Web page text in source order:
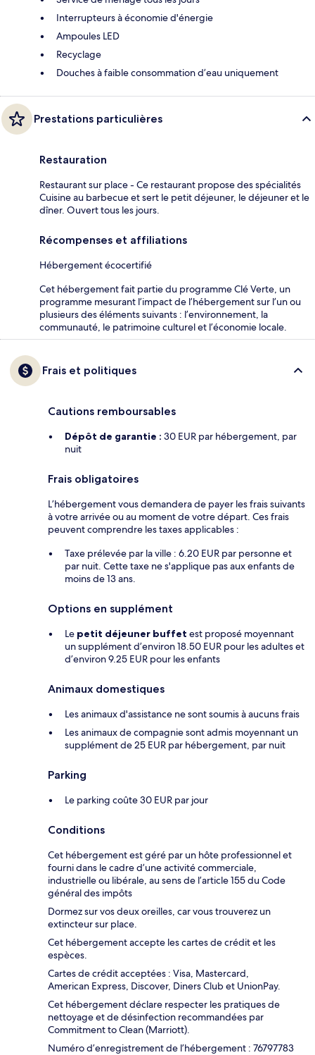
Interrupteurs à économie d'énergie
Ampoules LED
Recyclage
Douches à faible consommation d’eau uniquement
Prestations particulières
Restauration
Restaurant sur place - Ce restaurant propose des spécialités
Cuisine au barbecue et sert le petit déjeuner, le déjeuner et le
dîner. Ouvert tous les jours.
Récompenses et affiliations
Hébergement écocertifié
Cet hébergement fait partie du programme Clé Verte, un
programme mesurant l’impact de l’hébergement sur l’un ou
plusieurs des éléments suivants : l’environnement, la
communauté, le patrimoine culturel et l’économie locale.
Frais et politiques
Cautions remboursables
Dépôt de garantie : 30 EUR par hébergement, par
nuit
Frais obligatoires
L’hébergement vous demandera de payer les frais suivants
à votre arrivée ou au moment de votre départ. Ces frais
peuvent comprendre les taxes applicables :
Taxe prélevée par la ville : 6.20 EUR par personne et
par nuit. Cette taxe ne s'applique pas aux enfants de
moins de 13 ans.
Options en supplément
Le petit déjeuner buffet est proposé moyennant
un supplément d’environ 18.50 EUR pour les adultes et
d’environ 9.25 EUR pour les enfants
Animaux domestiques
Les animaux d'assistance ne sont soumis à aucuns frais
Les animaux de compagnie sont admis moyennant un
supplément de 25 EUR par hébergement, par nuit
Parking
Le parking coûte 30 EUR par jour
Conditions
Cet hébergement est géré par un hôte professionnel et
fourni dans le cadre d’une activité commerciale,
industrielle ou libérale, au sens de l’article 155 du Code
général des impôts
Dormez sur vos deux oreilles, car vous trouverez un
extincteur sur place.
Cet hébergement accepte les cartes de crédit et les
espèces.
Cartes de crédit acceptées : Visa, Mastercard,
American Express, Discover, Diners Club et UnionPay.
Cet hébergement déclare respecter les pratiques de
nettoyage et de désinfection recommandées par
Commitment to Clean (Marriott).
Numéro d’enregistrement de l’hébergement : 76797783